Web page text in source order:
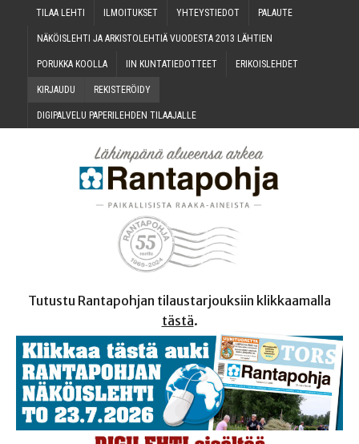
TILAA LEH­TI ILMOI­TUK­SET YHTEYS­TIE­DOT PALAU­TE
NÄKÖIS­LEH­TI JA ARKIS­TO­LEH­TIÄ VUO­DES­TA 2013 LÄHTIEN
PORUK­KA KOOLLA IIN KUN­TA­TIE­DOT­TEET ERI­KOIS­LEH­DET
KIR­JAU­DU REKIS­TE­RÖI­DY
DIGI­PAL­VE­LU PAPE­RI­LEH­DEN TILAAJALLE
Tutustu Rantapohjan tilaustarjouksiin klikkaamalla
tästä.